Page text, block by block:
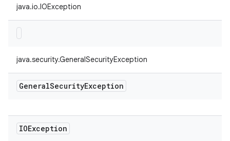
java.io.IOException
java.security.GeneralSecurityException
GeneralSecurityException
IOException